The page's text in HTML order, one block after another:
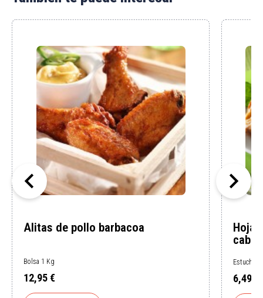
Alitas de pollo barbacoa
Bolsa 1 Kg
Precio
12,95 €
cabra
Estuche
Precio
6,49 €
 